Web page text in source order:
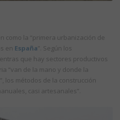
como la “primera urbanización de
en España”. Según los
que hay sectores productivos
“van de la mano y donde la
los métodos de la construcción
casi artesanales”.